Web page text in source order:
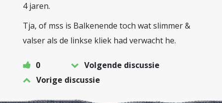
4 jaren.
Tja, of mss is Balkenende toch wat slimmer &
valser als de linkse kliek had verwacht he.
0
Volgende discussie
Vorige discussie